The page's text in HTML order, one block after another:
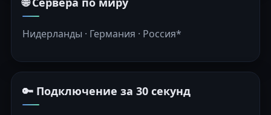
Нидерланды · Германия · Россия*
🔑 Подключение за 30 секунд